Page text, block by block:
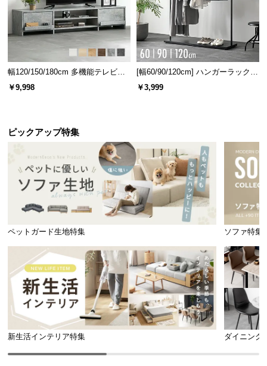
サビを防ぐパウダーコーディング
フレームにはサビ防止のパウダーコーティング加工
を施しました。色褪せや塗装剥がれも軽減します。
便利なS字フック2個付属
引っ掛け収納として使えるS字フックが2個付属。鞄
や帽子などを掛けておくのに便利です。
幅120/150/180cm 多機能テレビボ
ード 木目/石目調 オープン収納・
引き出し収納付き
￥9,998
[幅60/90/120cm] ハンガーラック
スチール 4段階高さ調節 サイドフ
ック オープンラック シンプル
￥3,999
ピックアップ特集
ペットガード生地特集 ソファ特集
新生活インテリア特集 ダイニング